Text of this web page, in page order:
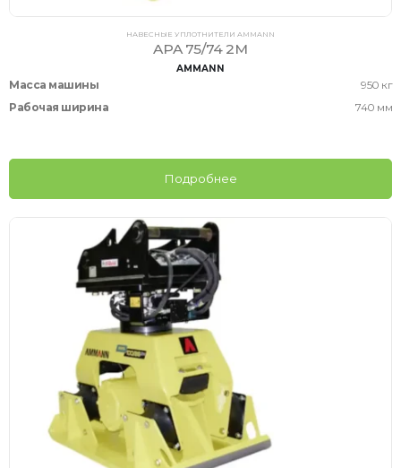
НАВЕСНЫЕ УПЛОТНИТЕЛИ AMMANN
APA 75/74 2M
AMMANN
Масса машины
950 кг
Рабочая ширина
740 мм
Подробнее